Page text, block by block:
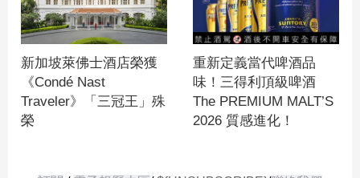
新加坡萊佛士酒店榮獲
《Condé Nast
Traveler》「三冠王」殊
榮
重新定義當代啤酒品
味！三得利頂級啤酒
The PREMIUM MALT’S
2026 質感進化！